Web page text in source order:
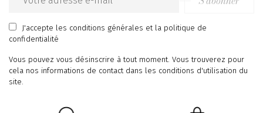
Email
address
J'accepte les conditions générales et la politique de
confidentialité
Vous pouvez vous désinscrire à tout moment. Vous trouverez pour
cela nos informations de contact dans les conditions d'utilisation du
site.